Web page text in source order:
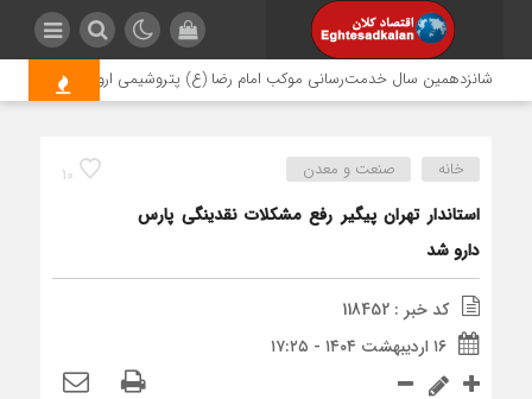
شانزدهمین سال خدمت‌رسانی موکب امام رضا (ع) پتروشیمی اروند؛ روایتی از
10 خانه صنعت و معدن
استاندار تهران پیگیر رفع مشکلات نقدینگی پارس
دارو شد
کد خبر : 118452
۱۶ اردیبهشت ۱۴۰۴ - ۱۷:۲۵